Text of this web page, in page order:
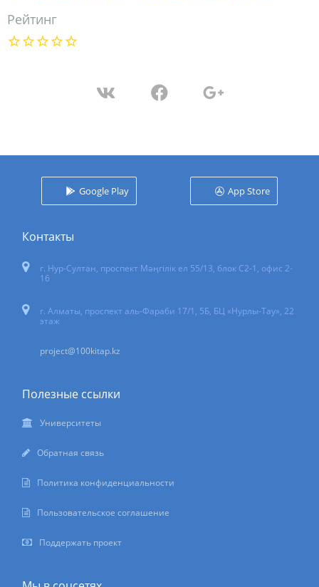
Рейтинг
Google Play App Store
Контакты
г. Нур-Султан, проспект Мәңгілік ел 55/13, блок С2-1, офис 2-
16
г. Алматы, проспект аль-Фараби 17/1, 5Б, БЦ «Нурлы-Тау», 22
этаж
project@100kitap.kz
Полезные ссылки
Университеты
Обратная связь
Политика конфиденциальности
Пользовательское соглашение
Поддержать проект